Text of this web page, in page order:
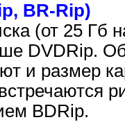
BR-Rip)
(от 25
DVDRip.
и размер
BDRip.